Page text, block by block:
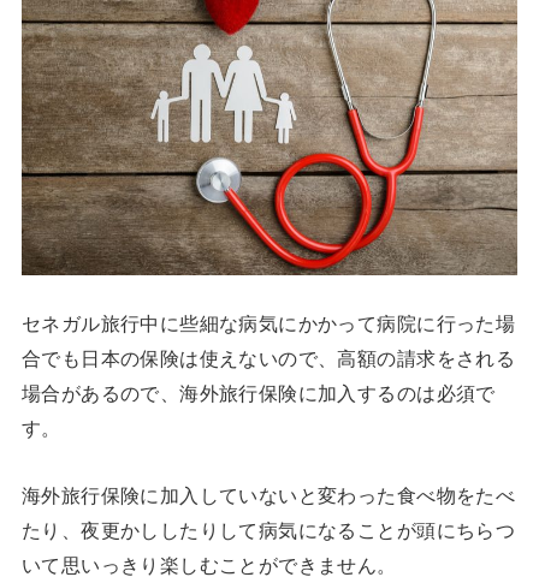
セネガル旅行中に些細な病気にかかって病院に行った場
合でも日本の保険は使えないので、高額の請求をされる
場合があるので、海外旅行保険に加入するのは必須で
す。
海外旅行保険に加入していないと変わった食べ物をたべ
たり、夜更かししたりして病気になることが頭にちらつ
いて思いっきり楽しむことができません。